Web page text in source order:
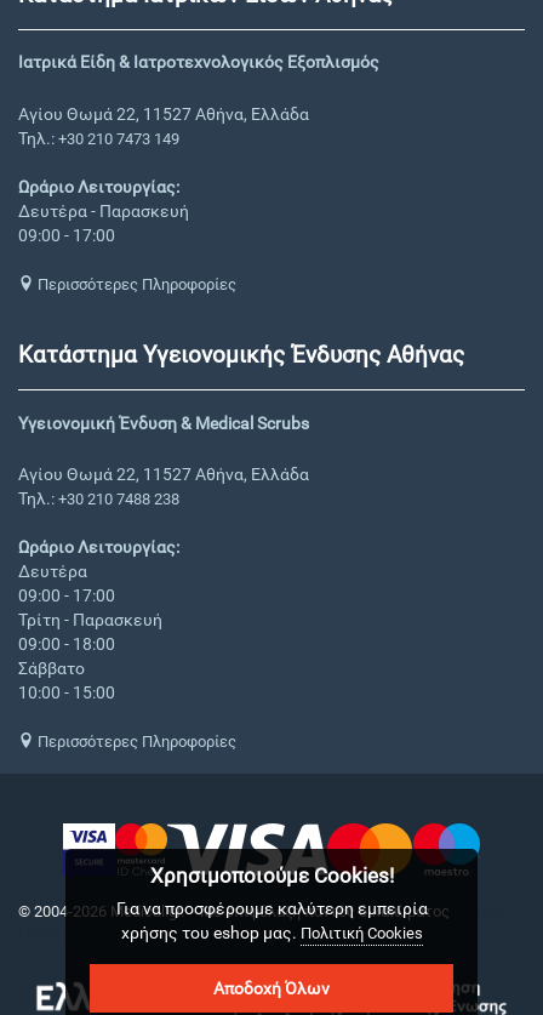
Ιατρικά Είδη & Ιατροτεχνολογικός Εξοπλισμός
Αγίου Θωμά 22, 11527 Αθήνα, Ελλάδα
Τηλ.: +30 210 7473 149
Ωράριο Λειτουργίας:
Δευτέρα - Παρασκευή
09:00 - 17:00
Περισσότερες Πληροφορίες
Κατάστημα Υγειονομικής Ένδυσης Αθήνας
Υγειονομική Ένδυση & Medical Scrubs
Αγίου Θωμά 22, 11527 Αθήνα, Ελλάδα
Τηλ.: +30 210 7488 238
Ωράριο Λειτουργίας:
Δευτέρα
09:00 - 17:00
Τρίτη - Παρασκευή
09:00 - 18:00
Σάββατο
10:00 - 15:00
Περισσότερες Πληροφορίες
© 2004-2026 Medical.gr. - Με επιφύλαξη παντός δικαιώματος
Χρησιμοποιούμε Cookies!
Για να προσφέρουμε καλύτερη εμπειρία
χρήσης του eshop μας. Πολιτική Cookies
Αποδοχή Όλων